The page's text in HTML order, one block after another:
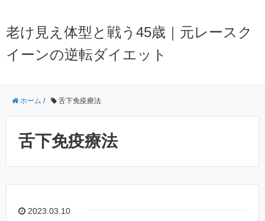
老け見え体型と戦う45歳｜元レースク
イーンの逆転ダイエット
ホーム / 舌下免疫療法
舌下免疫療法
2023.03.10